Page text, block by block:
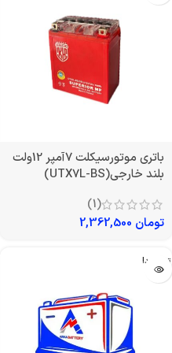
باتری موتورسیکلت 7آمپر 12ولت
بلند خارجی(UTX7L-BS)
(1)
تومان
تمام شد!